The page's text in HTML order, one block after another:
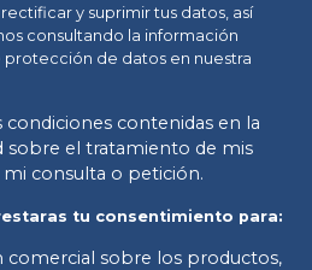
y suprimir tus datos, así
consultando la información
de datos en nuestra
condiciones contenidas en la
sobre el tratamiento de mis
consulta o petición.
tu consentimiento para:
comercial sobre los productos,